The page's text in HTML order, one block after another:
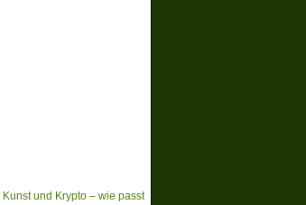
Kunst und Krypto – wie passt